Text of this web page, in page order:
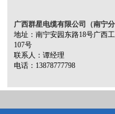
广西群星电缆有限公司（南宁分
地址：南宁安园东路18号广西
107号
联系人：谭经理
电话：13878777798